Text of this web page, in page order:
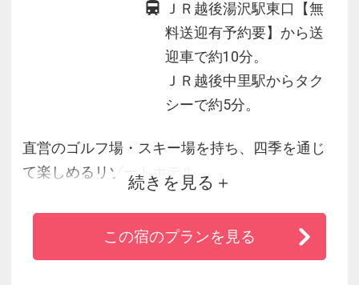
ＪＲ越後湯沢駅東口【無
料送迎有予約要】から送
迎車で約10分。
ＪＲ越後中里駅からタク
シーで約5分。
直営のゴルフ場・スキー場を持ち、四季を通じ
て楽しめるリゾートホテル。
冬は目の前がゲレンデ、夏は本格的パターゴル
フやテニス、ハイキング等も楽しめる。
敷地内の源泉より引き込んだ天然温泉の大浴場
続きを見る
この宿のプランを見る